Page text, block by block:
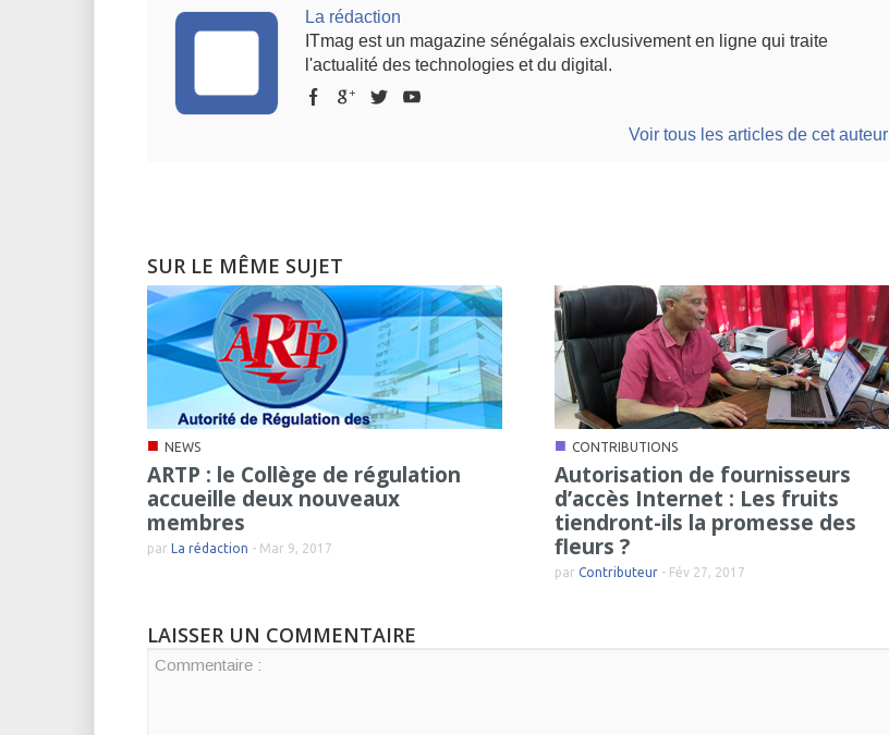
La rédaction
ITmag est un magazine sénégalais exclusivement en ligne qui traite
l'actualité des technologies et du digital.
Voir tous les articles de cet auteur
SUR LE MÊME SUJET
■ NEWS
ARTP : le Collège de régulation
accueille deux nouveaux
membres
par La rédaction - Mar 9, 2017
■ CONTRIBUTIONS
Autorisation de fournisseurs
d’accès Internet : Les fruits
tiendront-ils la promesse des
fleurs ?
par Contributeur- Fév 27, 2017
LAISSER UN COMMENTAIRE